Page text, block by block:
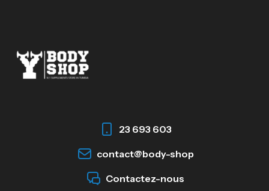
23 693 603
contact@body-shop
Contactez-nous